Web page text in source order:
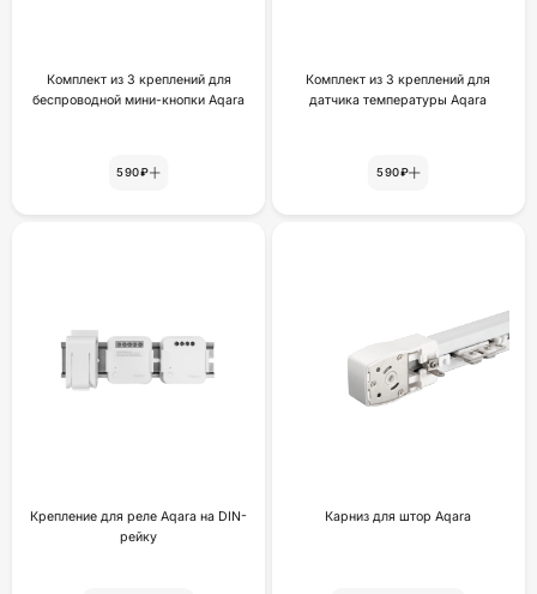
Комплект из 3 креплений для
беспроводной мини-кнопки Aqara
590₽
Комплект из 3 креплений для
датчика температуры Aqara
590₽
Крепление для реле Aqara на DIN-
рейку
Карниз для штор Aqara